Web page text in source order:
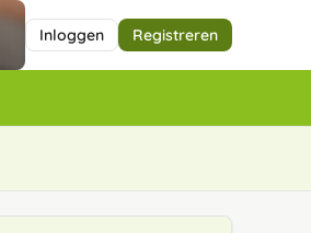
Inloggen Registreren